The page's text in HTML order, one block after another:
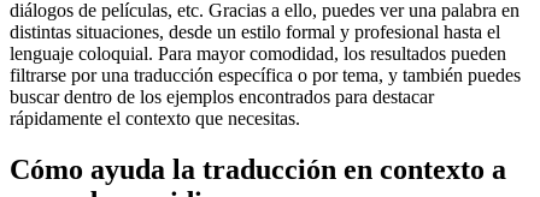
diálogos de películas, etc. Gracias a ello, puedes ver una palabra en
distintas situaciones, desde un estilo formal y profesional hasta el
lenguaje coloquial. Para mayor comodidad, los resultados pueden
filtrarse por una traducción específica o por tema, y también puedes
buscar dentro de los ejemplos encontrados para destacar
rápidamente el contexto que necesitas.
Cómo ayuda la traducción en contexto a